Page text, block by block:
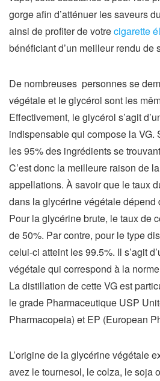
gorge afin d’atténuer les saveurs
ainsi de profiter de votrecigarette
bénéficiant d’un meilleur rendu de
De nombreuses personnes se
végétale et le glycérol sont les
Effectivement, le glycérol s’agit
indispensable qui compose la VG.
les 95% des ingrédients se
C’est donc la meilleure raison de
appellations. À savoir que le taux
dans la glycérine végétale dépend
Pour la glycérine brute, le taux de
de 50%. Par contre, pour le type
celui-ci atteint les 99.5%. Il s’agit
végétale qui correspond à la
La distillation de cette VG est
le grade Pharmaceutique USP
Pharmacopeia) et EP (European
L’origine de la glycérine végétale
avez le tournesol, le colza, le soja